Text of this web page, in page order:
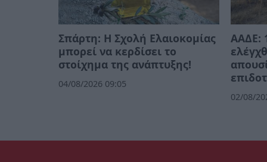
Σπάρτη: Η Σχολή Ελαιοκομίας
μπορεί να κερδίσει το
στοίχημα της ανάπτυξης!
04/08/2026 09:05
ΑΑΔΕ:
02/08/